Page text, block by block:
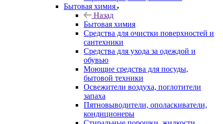
Бытовая химия
Назад
Бытовая химия
Средства для очистки поверхностей и
сантехники
Средства для ухода за одеждой и
обувью
Моющие средства для посуды,
бытовой техники
Освежители воздуха, поглотители
запаха
Пятновыводители, ополаскиватели,
кондиционеры